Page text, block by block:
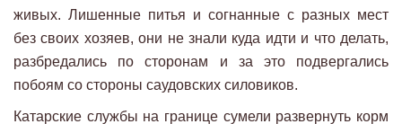
живых. Лишенные питья и согнанные с разных мест
без своих хозяев, они не знали куда идти и что делать,
разбредались по сторонам и за это подвергались
побоям со стороны саудовских силовиков.
Катарские службы на границе сумели развернуть корм